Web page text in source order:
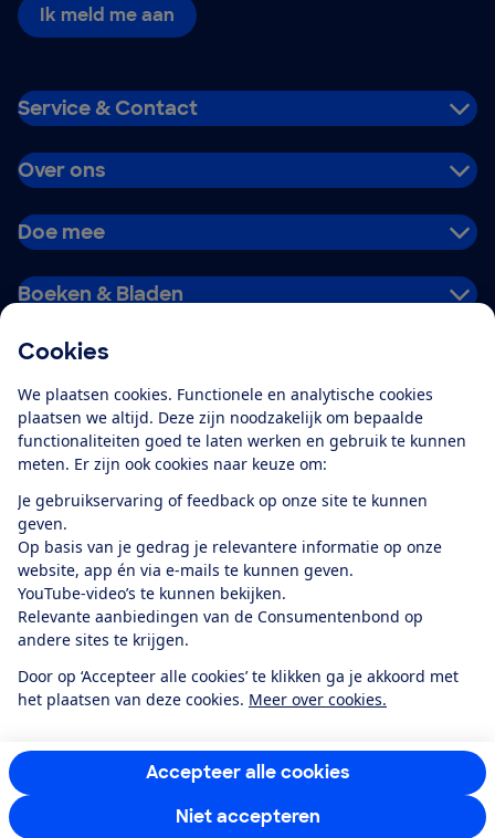
Cookies
We plaatsen cookies. Functionele en analytische cookies
plaatsen we altijd. Deze zijn noodzakelijk om bepaalde
functionaliteiten goed te laten werken en gebruik te kunnen
meten. Er zijn ook cookies naar keuze om:
Je gebruikservaring of feedback op onze site te kunnen
geven.
Op basis van je gedrag je relevantere informatie op onze
website, app én via e-mails te kunnen geven.
YouTube-video’s te kunnen bekijken.
Relevante aanbiedingen van de Consumentenbond op
andere sites te krijgen.
Door op ‘Accepteer alle cookies’ te klikken ga je akkoord met
het plaatsen van deze cookies. Meer over cookies.
Accepteer alle cookies
Niet accepteren
Ik meld me aan
Service & Contact
Over ons
Doe mee
Boeken & Bladen
Alles over de
app
Algemene Voorwaarden
Privacyverklaring
Cookiebeleid
Privacyvoorkeuren
Toegankelijkheid
RSS-feed nieuws
Facebook
TwitterInstagram
YoutubeLinkedIn
12.901consumentenbeoordelen de Consumentenbondmet gemiddeld